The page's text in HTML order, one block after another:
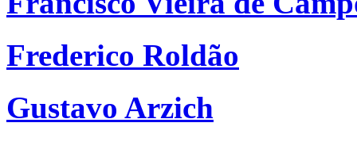
Frederico Roldão
Gustavo Arzich